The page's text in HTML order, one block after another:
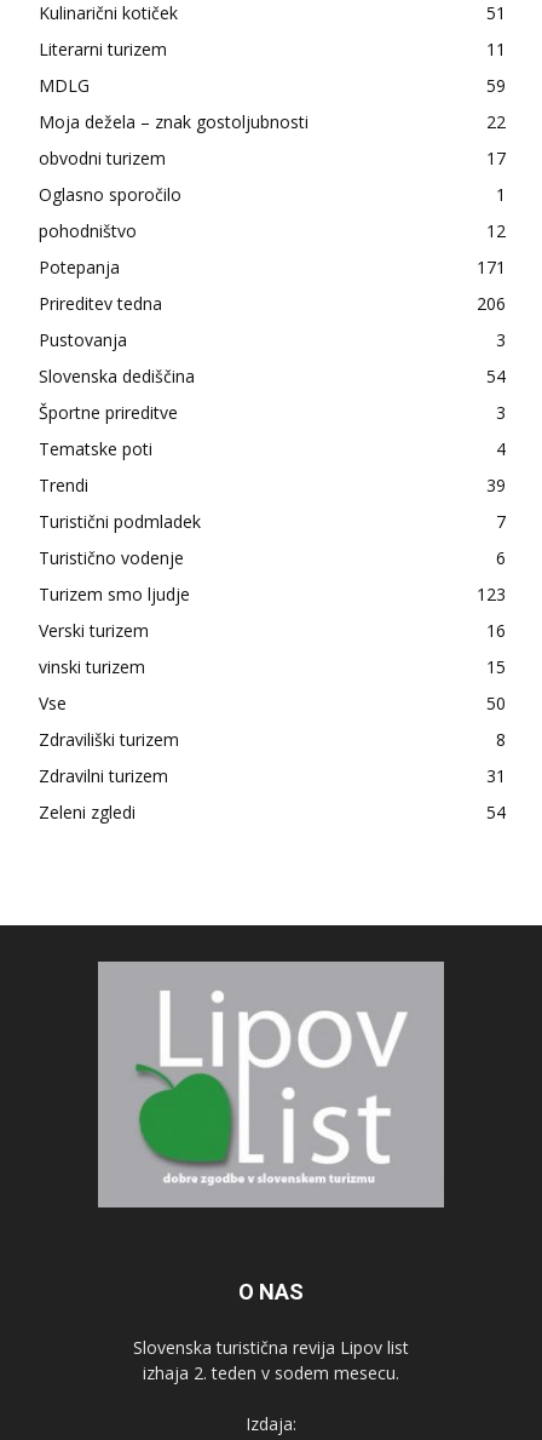
Kulinarični kotiček
51
Literarni turizem
11
MDLG
59
Moja dežela – znak gostoljubnosti
22
obvodni turizem
17
Oglasno sporočilo
1
pohodništvo
12
Potepanja
171
Prireditev tedna
206
Pustovanja
3
Slovenska dediščina
54
Športne prireditve
3
Tematske poti
4
Trendi
39
Turistični podmladek
7
Turistično vodenje
6
Turizem smo ljudje
123
Verski turizem
16
vinski turizem
15
Vse
50
Zdraviliški turizem
8
Zdravilni turizem
31
Zeleni zgledi
54
O NAS
Slovenska turistična revija Lipov list
izhaja 2. teden v sodem mesecu.
Izdaja: